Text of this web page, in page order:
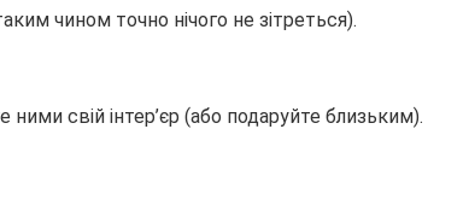
чином точно нічого не зітреться).
ними свій інтер’єр (або подаруйте близьким).